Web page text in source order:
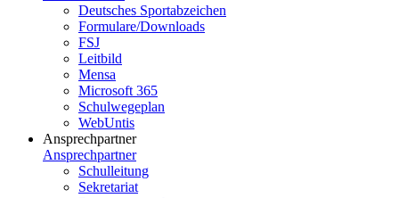
Deutsches Sportabzeichen
Formulare/Downloads
FSJ
Leitbild
Mensa
Microsoft 365
Schulwegeplan
WebUntis
Ansprechpartner
Ansprechpartner
Schulleitung
Sekretariat